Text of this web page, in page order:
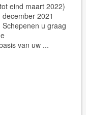
eind maart 2022)
2021
u graag
van uw ...